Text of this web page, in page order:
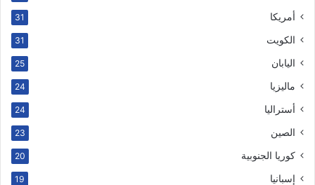
أمريكا 31
الكويت 31
اليابان 25
ماليزيا 24
أستراليا 24
الصين 23
كوريا الجنوبية 20
إسبانيا 19